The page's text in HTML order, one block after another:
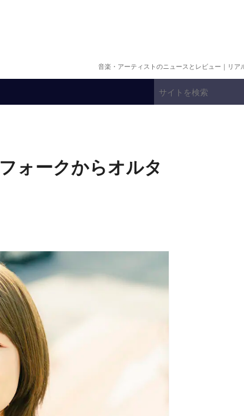
音楽・アーティストのニュースとレビュー｜リア
ォークからオルタ